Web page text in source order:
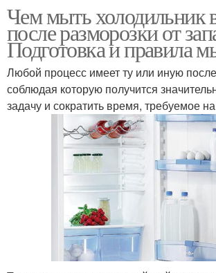
Чем мыть холодильник
после разморозки от
Подготовка и правила
Любой процесс имеет ту или иную
соблюдая которую получится
задачу и сократить время, требуемое